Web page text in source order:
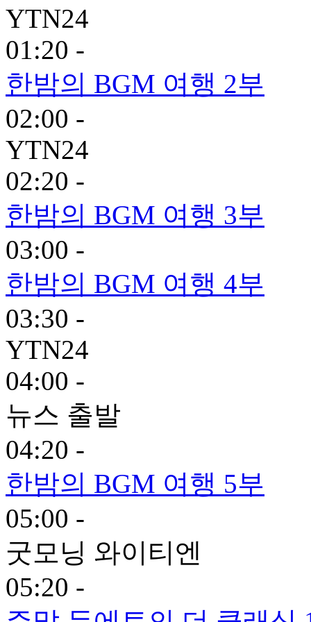
YTN24
01:20 -
한밤의 BGM 여행 2부
02:00 -
YTN24
02:20 -
한밤의 BGM 여행 3부
03:00 -
한밤의 BGM 여행 4부
03:30 -
YTN24
04:00 -
뉴스 출발
04:20 -
한밤의 BGM 여행 5부
05:00 -
굿모닝 와이티엔
05:20 -